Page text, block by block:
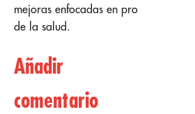
mejoras enfocadas en pro
de la salud.
Añadir
comentario